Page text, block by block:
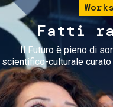
Fatti
Il Futuro è pieno di
scientifico-culturale